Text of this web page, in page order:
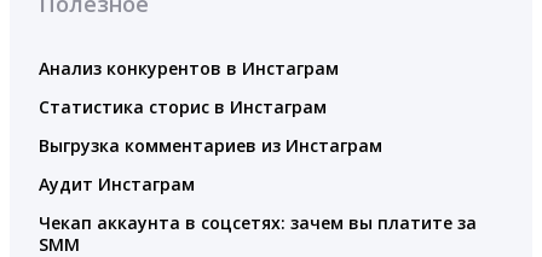
Анализ конкурентов в Инстаграм
Статистика сторис в Инстаграм
Выгрузка комментариев из Инстаграм
Аудит Инстаграм
Чекап аккаунта в соцсетях: зачем вы платите за
SMM